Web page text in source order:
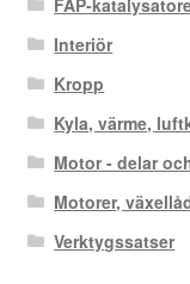
FAP-
Interiör
Kropp
Kyla, värme,
Motor - delar
Motorer,
Verktygssatser